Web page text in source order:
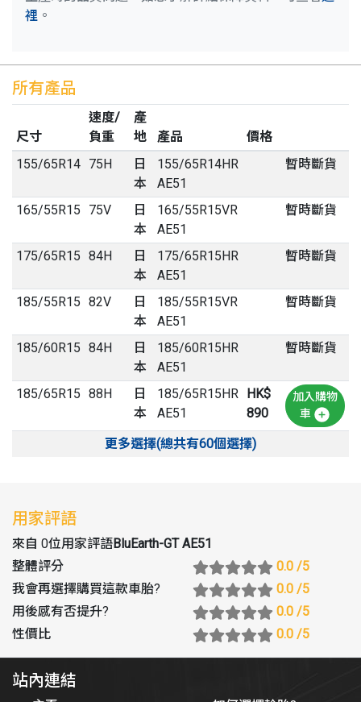
裡 。
所有產品
尺寸
速度/
負重
產
地
產品
價格
155/65R14 75H
日
本
155/65R14HR
AE51
暫時斷貨
165/55R15 75V
日
本
165/55R15VR
AE51
暫時斷貨
175/65R15 84H
日
本
175/65R15HR
AE51
暫時斷貨
185/55R15 82V
日
本
185/55R15VR
AE51
暫時斷貨
185/60R15 84H
日
本
185/60R15HR
AE51
暫時斷貨
185/65R15 88H
日
本
185/65R15HR
AE51
HK$
890
加入購物
車
更多選擇(總共有60個選擇)
用家評語
來自 0位用家評語BluEarth-GT AE51
整體評分
0.0 /5
我會再選擇購買這款車胎? 0.0 /5
用後感有否提升? 0.0 /5
性價比
0.0 /5
站內連結